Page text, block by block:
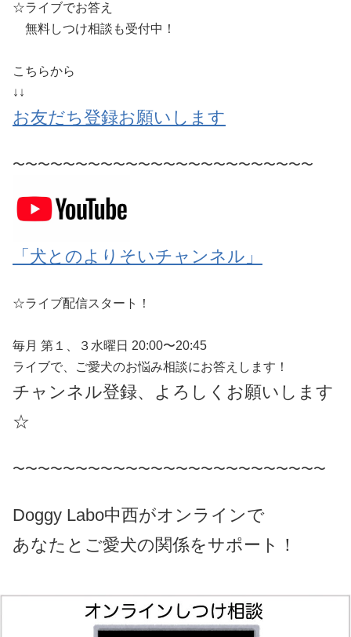
☆ライブでお答え
無料しつけ相談も受付中！
こちらから
↓↓
お友だち登録お願いします
〜〜〜〜〜〜〜〜〜〜〜〜〜〜〜〜〜〜〜〜〜〜〜〜
「犬とのよりそいチャンネル」
☆ライブ配信スタート！
毎月 第１、３水曜日 20:00〜20:45
ライブで、ご愛犬のお悩み相談にお答えします！
チャンネル登録、よろしくお願いします
☆
〜〜〜〜〜〜〜〜〜〜〜〜〜〜〜〜〜〜〜〜〜〜〜〜〜
Doggy Labo中西がオンラインで
あなたとご愛犬の関係をサポート！